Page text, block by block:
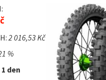
2 016,53 Kč
%
1 den